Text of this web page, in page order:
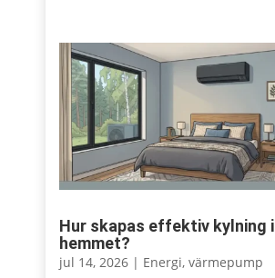
Hur skapas effektiv kylning i
hemmet?
jul 14, 2026| Energi, värmepump